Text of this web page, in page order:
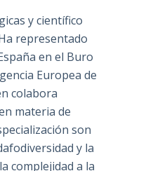
y científico
representado
en el Buro
Europea de
colabora
materia de
son
y la
complejidad a la